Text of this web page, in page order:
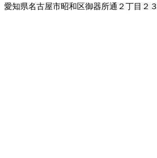
愛知県名古屋市昭和区御器所通２丁目２３